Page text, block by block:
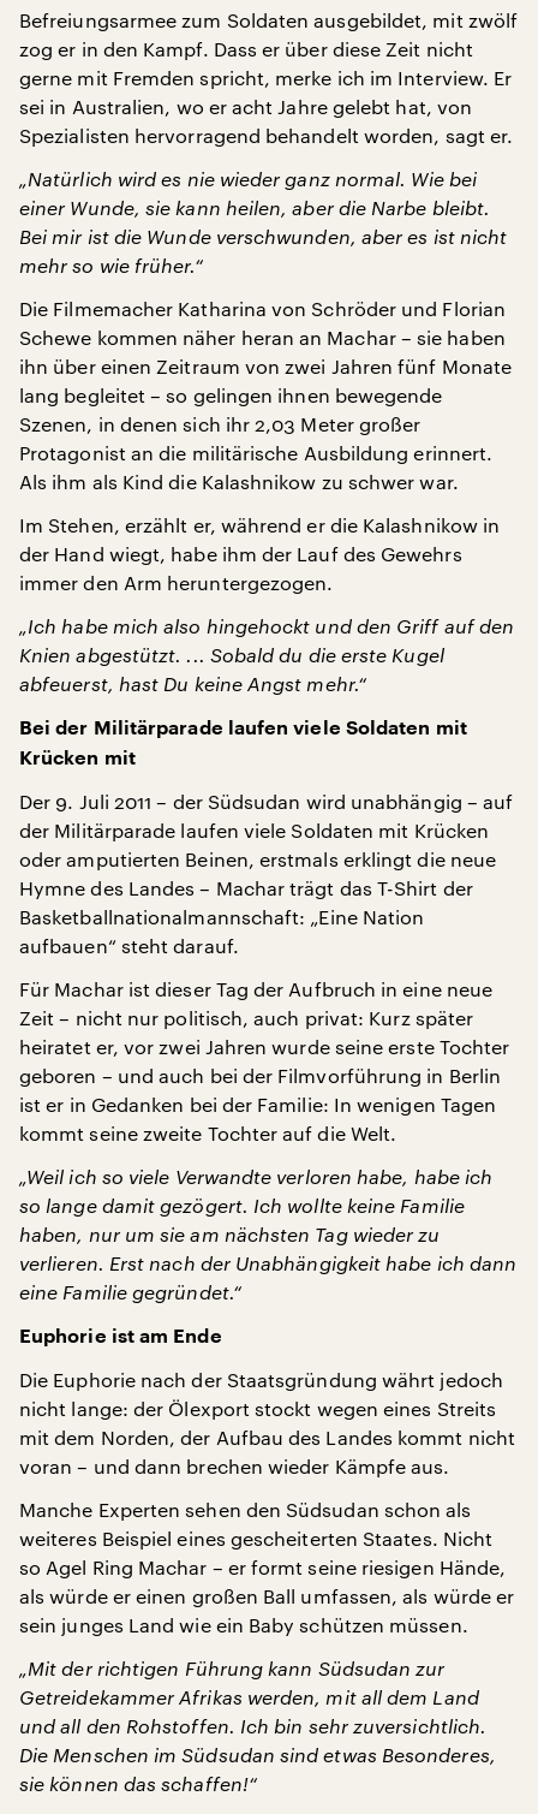
Befreiungsarmee zum Soldaten ausgebildet, mit zwölf
zog er in den Kampf. Dass er über diese Zeit nicht
gerne mit Fremden spricht, merke ich im Interview. Er
sei in Australien, wo er acht Jahre gelebt hat, von
Spezialisten hervorragend behandelt worden, sagt er.
„Natürlich wird es nie wieder ganz normal. Wie bei
einer Wunde, sie kann heilen, aber die Narbe bleibt.
Bei mir ist die Wunde verschwunden, aber es ist nicht
mehr so wie früher.“
Die Filmemacher Katharina von Schröder und Florian
Schewe kommen näher heran an Machar – sie haben
ihn über einen Zeitraum von zwei Jahren fünf Monate
lang begleitet – so gelingen ihnen bewegende
Szenen, in denen sich ihr 2,03 Meter großer
Protagonist an die militärische Ausbildung erinnert.
Als ihm als Kind die Kalashnikow zu schwer war.
Im Stehen, erzählt er, während er die Kalashnikow in
der Hand wiegt, habe ihm der Lauf des Gewehrs
immer den Arm heruntergezogen.
„Ich habe mich also hingehockt und den Griff auf den
Knien abgestützt. ... Sobald du die erste Kugel
abfeuerst, hast Du keine Angst mehr.“
Bei der Militärparade laufen viele Soldaten mit
Krücken mit
Der 9. Juli 2011 – der Südsudan wird unabhängig – auf
der Militärparade laufen viele Soldaten mit Krücken
oder amputierten Beinen, erstmals erklingt die neue
Hymne des Landes – Machar trägt das T-Shirt der
Basketballnationalmannschaft: „Eine Nation
aufbauen“ steht darauf.
Für Machar ist dieser Tag der Aufbruch in eine neue
Zeit – nicht nur politisch, auch privat: Kurz später
heiratet er, vor zwei Jahren wurde seine erste Tochter
geboren – und auch bei der Filmvorführung in Berlin
ist er in Gedanken bei der Familie: In wenigen Tagen
kommt seine zweite Tochter auf die Welt.
„Weil ich so viele Verwandte verloren habe, habe ich
so lange damit gezögert. Ich wollte keine Familie
haben, nur um sie am nächsten Tag wieder zu
verlieren. Erst nach der Unabhängigkeit habe ich dann
eine Familie gegründet.“
Euphorie ist am Ende
Die Euphorie nach der Staatsgründung währt jedoch
nicht lange: der Ölexport stockt wegen eines Streits
mit dem Norden, der Aufbau des Landes kommt nicht
voran – und dann brechen wieder Kämpfe aus.
Manche Experten sehen den Südsudan schon als
weiteres Beispiel eines gescheiterten Staates. Nicht
so Agel Ring Machar – er formt seine riesigen Hände,
als würde er einen großen Ball umfassen, als würde er
sein junges Land wie ein Baby schützen müssen.
„Mit der richtigen Führung kann Südsudan zur
Getreidekammer Afrikas werden, mit all dem Land
und all den Rohstoffen. Ich bin sehr zuversichtlich.
Die Menschen im Südsudan sind etwas Besonderes,
sie können das schaffen!“